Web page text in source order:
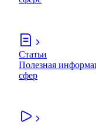
Статьи
Полезная
сфер